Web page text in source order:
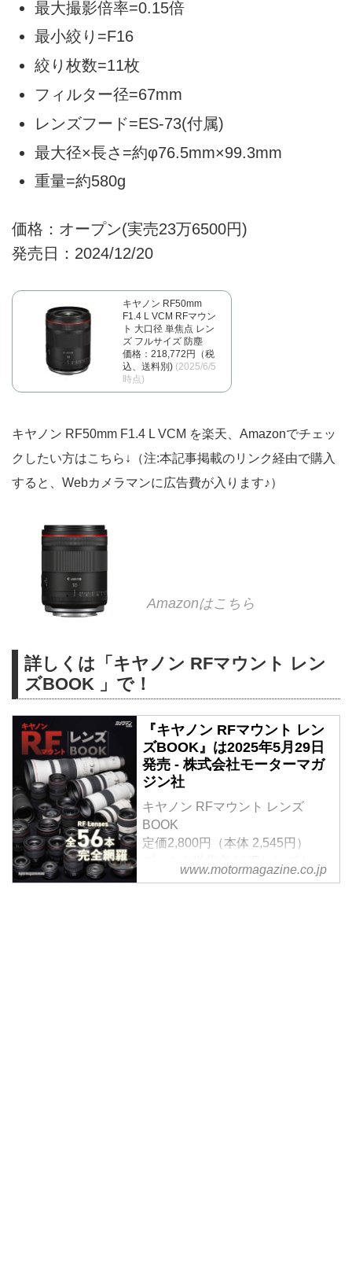
最大撮影倍率=0.15倍
最小絞り=F16
絞り枚数=11枚
フィルター径=67mm
レンズフード=ES-73(付属)
最大径×長さ=約φ76.5mm×99.3mm
重量=約580g
価格：オープン(実売23万6500円)
発売日：2024/12/20
キヤノン RF50mm
F1.4 L VCM RFマウン
ト 大口径 単焦点 レン
ズ フルサイズ 防塵
価格：218,772円（税
込、送料別) (2025/6/5
時点)
キヤノン RF50mm F1.4 L VCM を楽天、Amazonでチェッ
クしたい方はこちら↓（注:本記事掲載のリンク経由で購入
すると、Webカメラマンに広告費が入ります♪）
Amazonはこちら
詳しくは「キヤノン RFマウント レン
ズBOOK 」で！
『キヤノン RFマウント レン
ズBOOK』は2025年5月29日
発売 - 株式会社モーターマガ
ジン社
キヤノン RFマウント レンズ
BOOK
定価2,800円（本体 2,545円）
現行RF Lレンズ全26本を完全レ
www.motormagazine.co.jp